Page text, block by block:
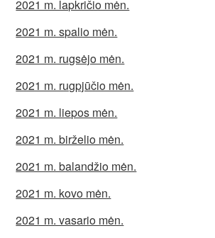
2021 m. lapkričio mėn.
2021 m. spalio mėn.
2021 m. rugsėjo mėn.
2021 m. rugpjūčio mėn.
2021 m. liepos mėn.
2021 m. birželio mėn.
2021 m. balandžio mėn.
2021 m. kovo mėn.
2021 m. vasario mėn.